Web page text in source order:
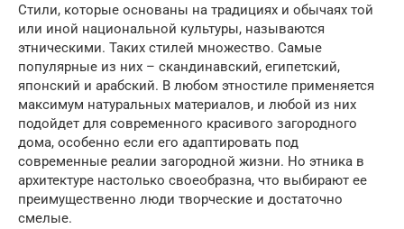
Стили, которые основаны на традициях и обычаях той
или иной национальной культуры, называются
этническими. Таких стилей множество. Самые
популярные из них – скандинавский, египетский,
японский и арабский. В любом этностиле применяется
максимум натуральных материалов, и любой из них
подойдет для современного красивого загородного
дома, особенно если его адаптировать под
современные реалии загородной жизни. Но этника в
архитектуре настолько своеобразна, что выбирают ее
преимущественно люди творческие и достаточно
смелые.